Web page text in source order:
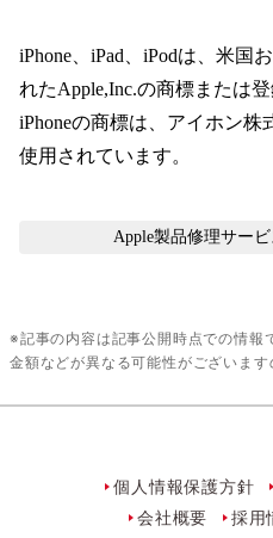
iPhone、iPad、iPodは、米国
れたApple,Inc.の商標または登
iPhoneの商標は、アイホン株
使用されています。
Apple製品修理サー
※記事の内容は記事公開時点での情報
金額などが異なる可能性がございます
個人情報保護方針
会社概要
採用